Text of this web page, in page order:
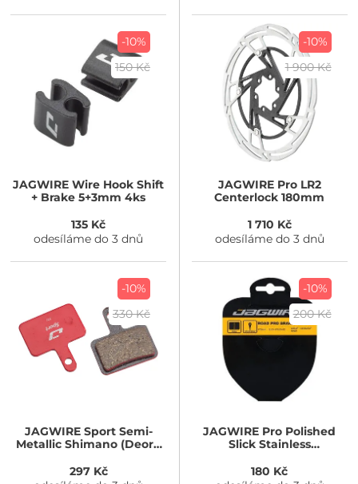
-10%
150 Kč
JAGWIRE Wire Hook Shift
+ Brake 5+3mm 4ks
135 Kč
odesíláme do 3 dnů
-10%
1 900 Kč
JAGWIREPro LR2
Centerlock 180mm
1 710 Kč
odesíláme do 3 dnů
-10%
330 Kč
JAGWIRESport Semi-
Metallic Shimano (Deore
297 Kč
-10%
200 Kč
JAGWIRE Pro Polished
Slick Stainless
SRAM/Shimano
180 Kč